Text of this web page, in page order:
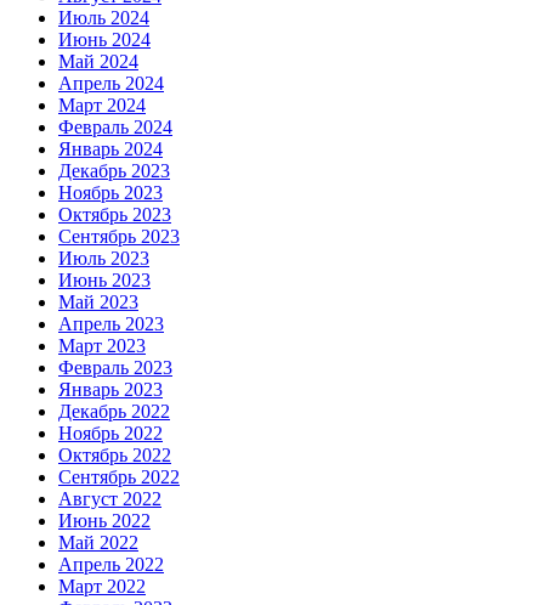
Июль 2024
Июнь 2024
Май 2024
Апрель 2024
Март 2024
Февраль 2024
Январь 2024
Декабрь 2023
Ноябрь 2023
Октябрь 2023
Сентябрь 2023
Июль 2023
Июнь 2023
Май 2023
Апрель 2023
Март 2023
Февраль 2023
Январь 2023
Декабрь 2022
Ноябрь 2022
Октябрь 2022
Сентябрь 2022
Август 2022
Июнь 2022
Май 2022
Апрель 2022
Март 2022